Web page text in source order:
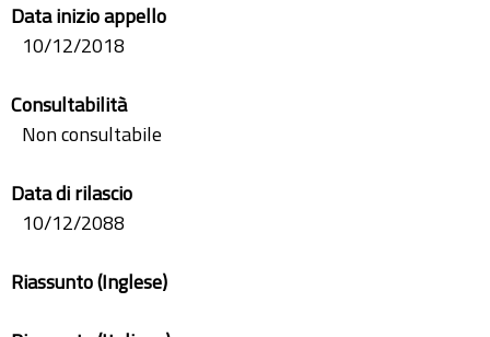
SAW
Data inizio appello
10/12/2018
Consultabilità
Non consultabile
Data di rilascio
10/12/2088
Riassunto (Inglese)